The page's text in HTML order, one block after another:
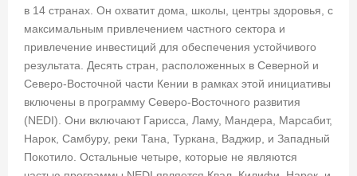
в 14 странах. Он охватит дома, школы, центры здоровья, с
максимальным привлечением частного сектора и
привлечение инвестиций для обеспечения устойчивого
результата. Десять стран, расположенных в Северной и
Северо-Восточной части Кении в рамках этой инициативы
включены в программу Северо-Восточного развития
(NEDI). Они включают Гарисса, Ламу, Мандера, Марсабит,
Нарок, Самбуру, реки Тана, Туркана, Ваджир, и Западный
Покотило. Остальные четыре, которые не являются